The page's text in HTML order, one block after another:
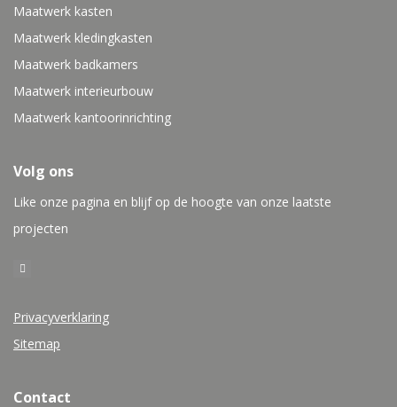
Maatwerk kasten
Maatwerk kledingkasten
Maatwerk badkamers
Maatwerk interieurbouw
Maatwerk kantoorinrichting
Volg ons
Like onze pagina en blijf op de hoogte van onze laatste
projecten
Privacyverklaring
Sitemap
Contact